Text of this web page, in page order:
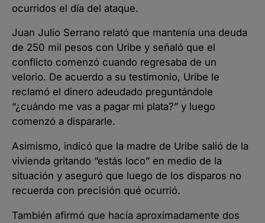
ocurridos el día del ataque.
Juan Julio Serrano relató que mantenía una deuda
de 250 mil pesos con Uribe y señaló que el
conflicto comenzó cuando regresaba de un
velorio. De acuerdo a su testimonio, Uribe le
reclamó el dinero adeudado preguntándole
“¿cuándo me vas a pagar mi plata?” y luego
comenzó a dispararle.
Asimismo, indicó que la madre de Uribe salió de la
vivienda gritando “estás loco” en medio de la
situación y aseguró que luego de los disparos no
recuerda con precisión qué ocurrió.
También afirmó que hacía aproximadamente dos